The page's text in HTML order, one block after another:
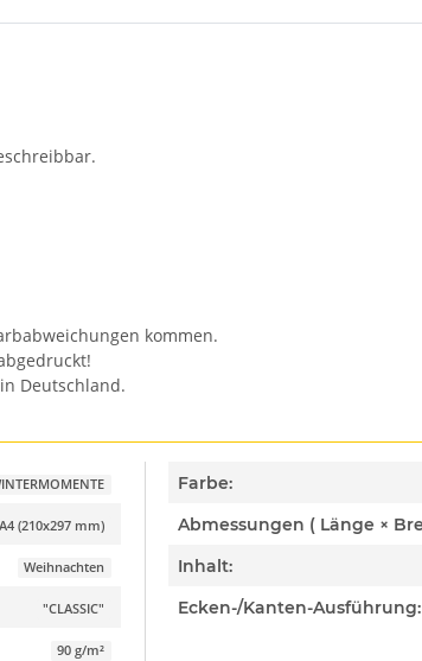
kommen.
Deutschland.
(210x297 mm)
Weihnachten
"CLASSIC"
90 g/m²
Farbe:
Inhalt:
Ecken-/Kanten-Ausführung: